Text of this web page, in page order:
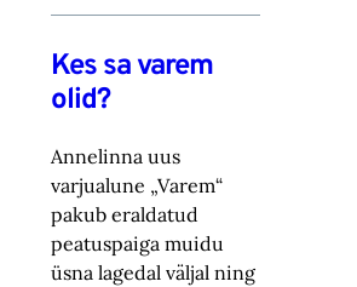
Kes sa varem
olid?
Annelinna uus
varjualune „Varem“
pakub eraldatud
peatuspaiga muidu
üsna lagedal väljal ning